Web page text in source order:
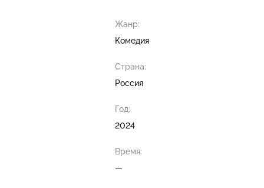
Жанр:
Комедия
Страна:
Россия
Год:
2024
Время:
—